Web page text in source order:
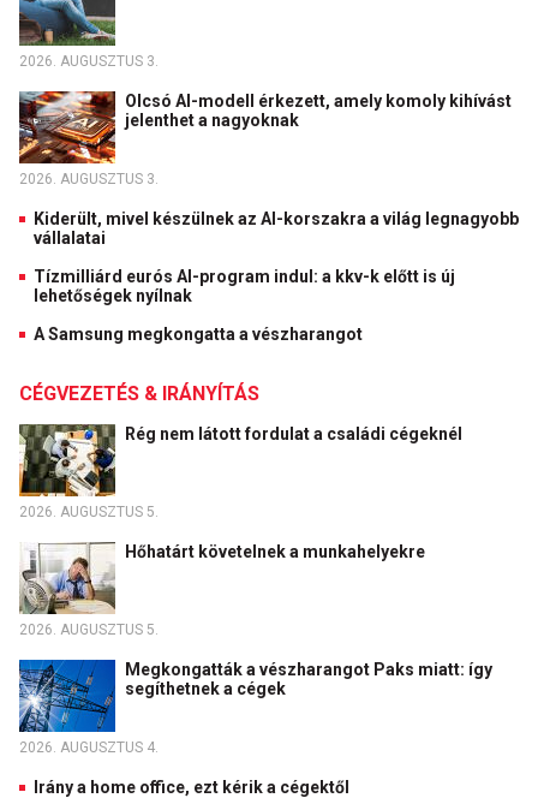
2026. AUGUSZTUS 3.
Olcsó AI-modell érkezett, amely komoly kihívást
jelenthet a nagyoknak
2026. AUGUSZTUS 3.
Kiderült, mivel készülnek az AI-korszakra a világ legnagyobb
vállalatai
Tízmilliárd eurós AI-program indul: a kkv-k előtt is új
lehetőségek nyílnak
A Samsung megkongatta a vészharangot
CÉGVEZETÉS & IRÁNYÍTÁS
Rég nem látott fordulat a családi cégeknél
2026. AUGUSZTUS 5.
Hőhatárt követelnek a munkahelyekre
2026. AUGUSZTUS 5.
Megkongatták a vészharangot Paks miatt: így
segíthetnek a cégek
2026. AUGUSZTUS 4.
Irány a home office, ezt kérik a cégektől